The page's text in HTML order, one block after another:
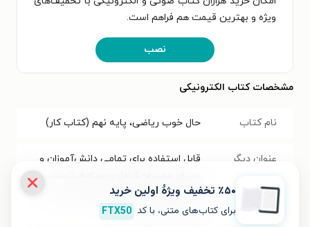
ویژه و بهترین قیمت هم فراهم است.
نصب
مشخصات کتاب الکترونیکی
نام کتاب حال خوب ریاضی، پایه نهم (کتاب کار)
عنوان دیگر
قابل استفاده برای تمامی دانش‌آموزان و
نمونه سوالات به همراه پاسخنامه، سال
تحصیلی ۱۴۰۳ - ۱۴۰۲
٪۵۰ تخفیف ویژۀ اولین خرید
برای کتاب‌های متنی، با کد FTX50